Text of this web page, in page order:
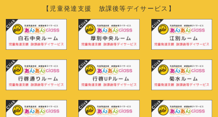
【児童発達支援 放課後等デイサービス】